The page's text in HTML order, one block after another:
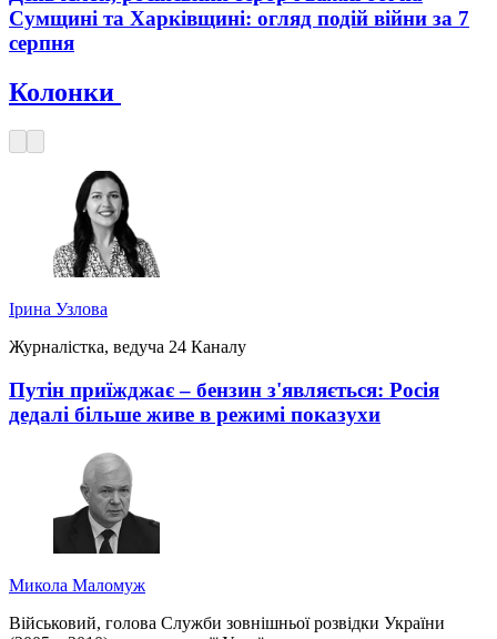
Сумщині та Харківщині: огляд подій війни за 7
серпня
Колонки
Ірина Узлова
Журналістка, ведуча 24 Каналу
Путін приїжджає – бензин з'являється: Росія
дедалі більше живе в режимі показухи
Микола Маломуж
Військовий, голова Служби зовнішньої розвідки України